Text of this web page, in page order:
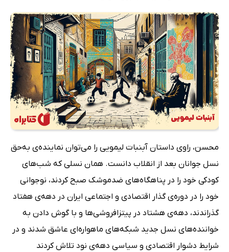
محسن، راوی داستان آبنبات لیمویی را می‌توان نماینده‌ی به‌حق
نسل جوانان بعد از انقلاب دانست. همان نسلی که شب‌های
کودکی خود را در پناهگاه‌های ضدموشک صبح کردند، نوجوانی
خود را در دوره‌ی گذار اقتصادی و اجتماعی ایران در دهه‌ی هفتاد
گذراندند، دهه‌ی هشتاد در پیتزافروشی‌ها و با گوش دادن به
خواننده‌های نسل جدید شبکه‌های ماهواره‌ای عاشق شدند و در
شرایط دشوار اقتصادی و سیاسی دهه‌ی نود تلاش کردند